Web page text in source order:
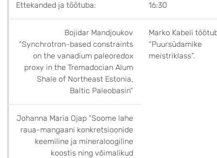
Ettekanded ja töötuba: 16:30
Bojidar Mandjoukov
“Synchrotron-based constraints
on the vanadium paleoredox
proxy in the Tremadocian Alum
Shale of Northeast Estonia,
Baltic Paleobasin”
Marko Kabeli
“Puursüdamike
meistriklass”.
Johanna Maria Ojap “Soome lahe
raua-mangaani konkretsioonide
keemiline ja mineraloogiline
koostis ning võimalikud